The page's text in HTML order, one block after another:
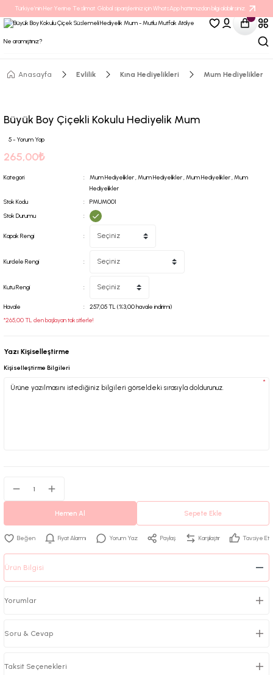
Türkiye’nin Her Yerine Teslimat. Global siparişleriniz için WhatsApp hattımızdan bilgi alabilirsiniz.
Anasayfa Evlilik Kına Hediyelikleri Mum Hediyelikler
Büyük Boy Çiçekli Kokulu Hediyelik Mum
5 - Yorum Yap
265,00₺
Kategori Mum Hediyelikler,Mum Hediyelikler,Mum Hediyelikler,Mum
Hediyelikler
Stok Kodu
PMUM001
Stok Durumu
Kapak Rengi
Kurdele Rengi
Kutu Rengi
Havale
257,05 TL (%3,00 havale indirimi)
*265,00 TL den başlayan taksitlerle!
Yazı Kişiselleştirme
Kişiselleştirme Bilgileri
*
Hemen Al Sepete Ekle
Fiyat Alarmı Yorum Yaz Paylaş Karşılaştır Tavsiye Et
Ürün Bilgisi
Yorumlar
Soru & Cevap
Taksit Seçenekleri